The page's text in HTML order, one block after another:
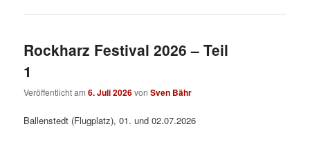
Rockharz Festival 2026 – Teil
1
Veröffentlicht am6. Juli 2026vonSven Bähr
Ballenstedt (Flugplatz), 01. und 02.07.2026